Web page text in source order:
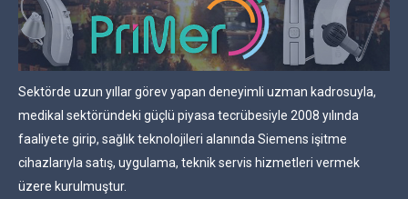
Sektörde uzun yıllar görev yapan deneyimli uzman kadrosuyla,
medikal sektöründeki güçlü piyasa tecrübesiyle 2008 yılında
faaliyete girip, sağlık teknolojileri alanında Siemens işitme
cihazlarıyla satış, uygulama, teknik servis hizmetleri vermek
üzere kurulmuştur.